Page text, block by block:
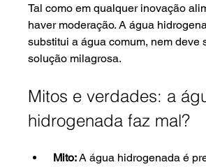
Tal como em qualquer inovação
haver moderação. A água
substitui a água comum, nem deve
solução milagrosa.
Mitos e verdades: a
hidrogenada faz mal?
Mito: A água hidrogenada é